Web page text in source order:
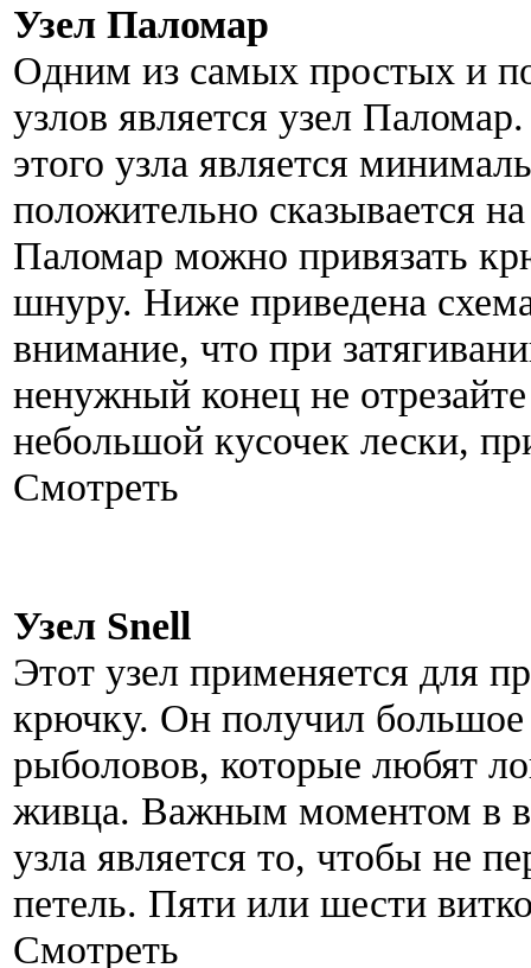
Узел Паломар
Одним из самых простых и
узлов является узел
этого узла является
положительно сказывается
Паломар можно привязать
шнуру. Ниже приведена
внимание, что при
ненужный конец не
небольшой кусочек лески,
Смотреть
Узел Snell
Этот узел применяется для
крючку. Он получил большое
рыболовов, которые любят
живца. Важным моментом в
узла является то, чтобы не
петель. Пяти или шести
Смотреть